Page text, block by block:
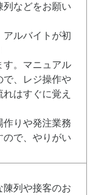
列などをお願い
アルバイトが初
す。マニュアル
で、レジ操作や
はすぐに覚え
作りや発注業務
ので、やりがい
陳列や接客のお